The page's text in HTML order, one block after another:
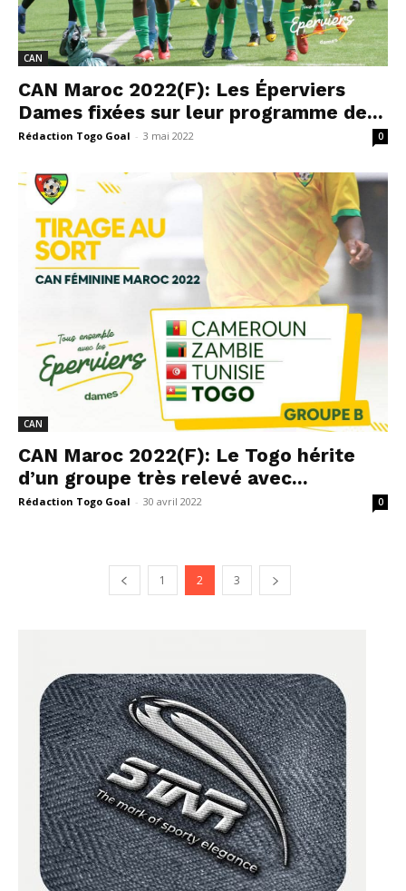
CAN
CAN Maroc 2022(F): Les Éperviers
Dames fixées sur leur programme de...
Rédaction Togo Goal - 3 mai 2022 0
CAN
CAN Maroc 2022(F): Le Togo hérite
d’un groupe très relevé avec...
Rédaction Togo Goal - 30 avril 2022 0
1 2 3